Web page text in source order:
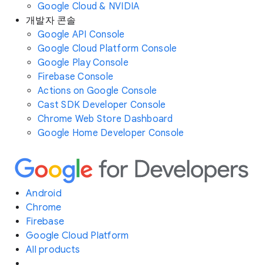
Google Cloud & NVIDIA
개발자 콘솔
Google API Console
Google Cloud Platform Console
Google Play Console
Firebase Console
Actions on Google Console
Cast SDK Developer Console
Chrome Web Store Dashboard
Google Home Developer Console
Android
Chrome
Firebase
Google Cloud Platform
All products